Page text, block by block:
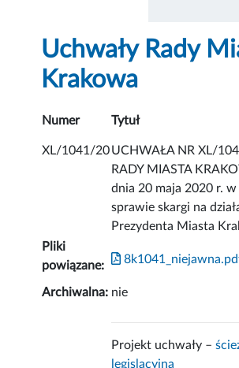
Uchwały Rady
Krakowa
Numer Tytuł
XL/1041/20UCHWAŁA NR XL/
RADY MIASTA
dnia 20 maja 2020 r. w
sprawie skargi na
Prezydenta Miasta
Pliki
powiązane:
Archiwalna: nie
Projekt uchwały –
legislacyjna